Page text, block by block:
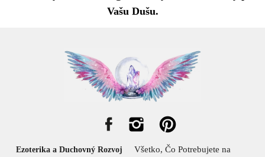
Vašu Dušu.
Ezoterika a Duchovný Rozvoj
Všetko, Čo Potrebujete na